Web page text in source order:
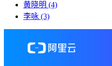
黄晓明 (4)
李咏 (3)